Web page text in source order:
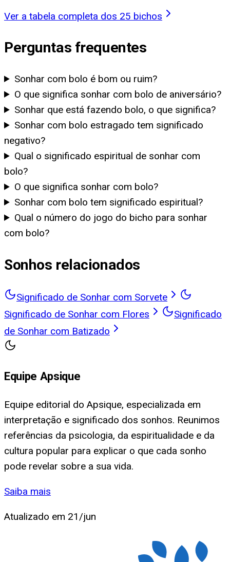
Ver a tabela completa dos 25 bichos
Perguntas frequentes
Sonhar com bolo é bom ou ruim?
O que significa sonhar com bolo de aniversário?
Sonhar que está fazendo bolo, o que significa?
Sonhar com bolo estragado tem significado
negativo?
Qual o significado espiritual de sonhar com
bolo?
O que significa sonhar com bolo?
Sonhar com bolo tem significado espiritual?
Qual o número do jogo do bicho para sonhar
com bolo?
Sonhos relacionados
Significado de Sonhar com Sorvete
Significado de Sonhar com Flores
Significado
de Sonhar com Batizado
Equipe Apsique
Equipe editorial do Apsique, especializada em
interpretação e significado dos sonhos. Reunimos
referências da psicologia, da espiritualidade e da
cultura popular para explicar o que cada sonho
pode revelar sobre a sua vida.
Saiba mais
Atualizado em 21/jun